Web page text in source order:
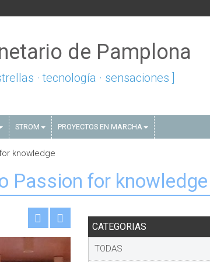
de Pamplona
· tecnología · sensaciones ]
STROM PROYECTOS EN MARCHA
knowledge
Passion for knowledge
CATEGORIAS
TODAS